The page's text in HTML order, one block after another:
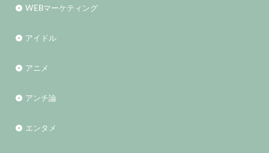
WEBマーケティング
アイドル
アニメ
アンチ論
エンタメ